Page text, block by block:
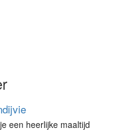
een heerlijke maaltijd